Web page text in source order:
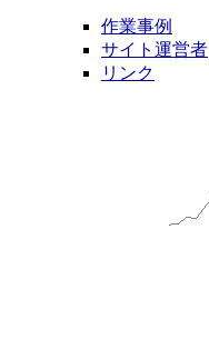
作業事例
サイト運営者
リンク